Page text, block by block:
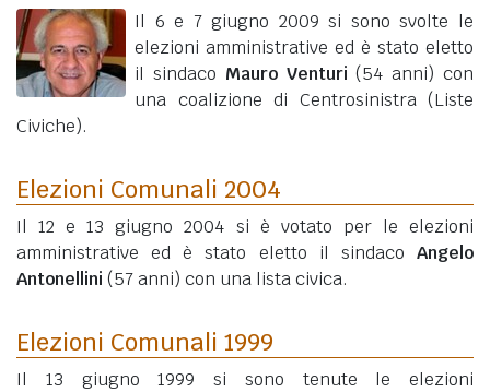
Il 6 e 7 giugno 2009 si sono svolte le
elezioni amministrative ed è stato eletto
il sindaco Mauro Venturi (54 anni) con
una coalizione di Centrosinistra (Liste
Civiche).
Elezioni Comunali 2004
Il 12 e 13 giugno 2004 si è votato per le elezioni
amministrative ed è stato eletto il sindaco Angelo
Antonellini (57 anni) con una lista civica.
Elezioni Comunali 1999
Il 13 giugno 1999 si sono tenute le elezioni